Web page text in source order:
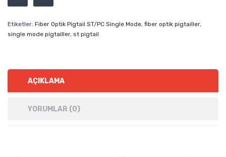
Etiketler: Fiber Optik Pigtail ST/PC Single Mode, fiber optik pigtailler,
single mode pigtailler, st pigtail
AÇIKLAMA
YORUMLAR (0)